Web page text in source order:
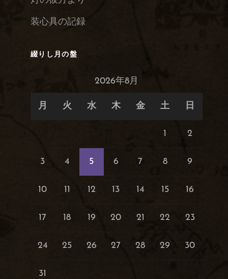
装心具の記録
綴りし月の盤
2026年8月
月 火 水 木 金 土 日
1 2
3 4 5 6 7 8 9
10 11 12 13 14 15 16
17 18 19 20 21 22 23
24 25 26 27 28 29 30
31